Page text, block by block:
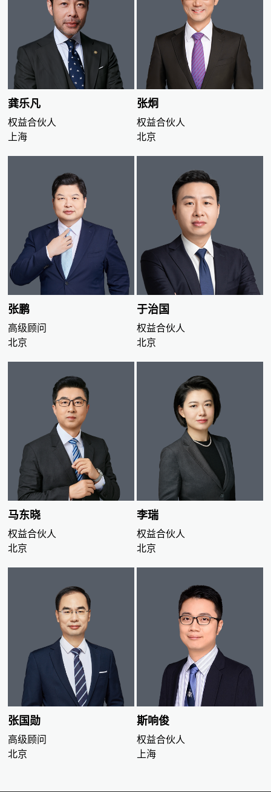
龚乐凡
权益合伙人
上海
张炯
权益合伙人
北京
张鹏
高级顾问
北京
于治国
权益合伙人
北京
马东晓
权益合伙人
北京
李瑞
权益合伙人
北京
张国勋
高级顾问
北京
斯响俊
权益合伙人
上海